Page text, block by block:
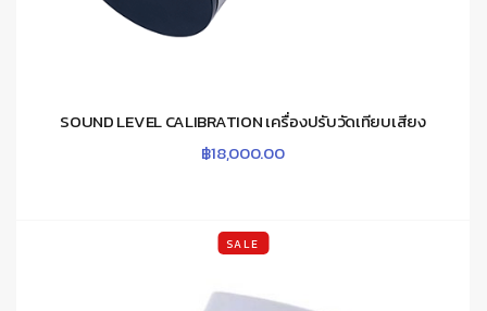
SOUND LEVEL CALIBRATION เครื่องปรับวัดเทียบเสียง
฿18,000.00
SALE